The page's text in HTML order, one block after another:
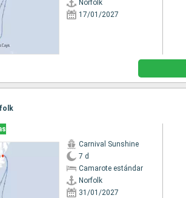
Norfolk
17/01/2027
Carnival Sunshine
7 d
Camarote estándar
Norfolk
31/01/2027